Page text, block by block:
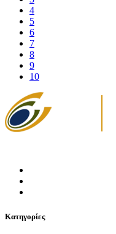
4
5
6
7
8
9
10
Κατηγορίες